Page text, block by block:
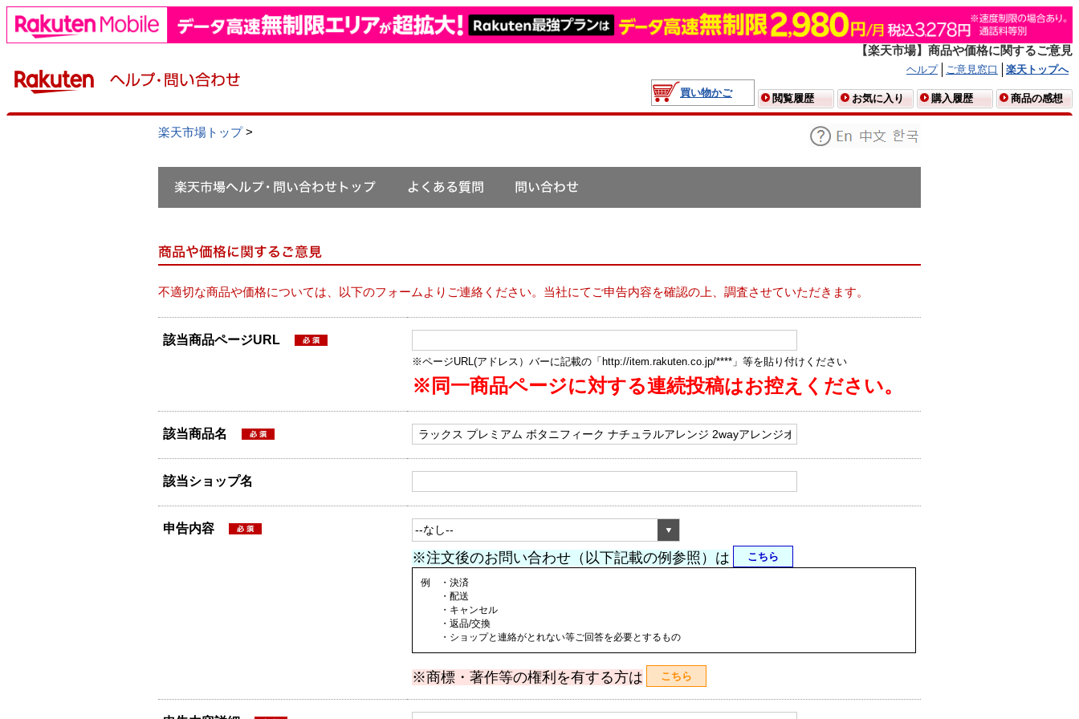
【楽天市場】商品や価格に関するご意見
ヘルプ ご意見窓口
楽天トップへ
買い物かご
閲覧履歴 お気に入り 購入履歴 商品の感想
楽天市場トップ>
不適切な商品や価格については、以下のフォームよりご連絡ください。当社にてご申告内容を確認の上、調査させていただきます。
該当商品ページURL
※ページURL(アドレス）バーに記載の「http://item.rakuten.co.jp/****」等を貼り付けください
※同一商品ページに対する連続投稿はお控えください。
該当商品名
該当ショップ名
申告内容
※注文後のお問い合わせ（以下記載の例参照）は こちら
例 ・決済
・配送
・キャンセル
・返品/交換
・ショップと連絡がとれない等ご回答を必要とするもの
※商標・著作等の権利を有する方は こちら